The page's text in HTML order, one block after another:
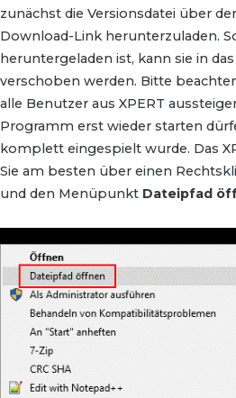
zunächst die Versionsdatei über
Download-Link herunterzuladen.
heruntergeladen ist, kann sie in
verschoben werden. Bitte
alle Benutzer aus XPERT
Programm erst wieder starten
komplett eingespielt wurde. Das
Sie am besten über einen
und den Menüpunkt Dateipfad